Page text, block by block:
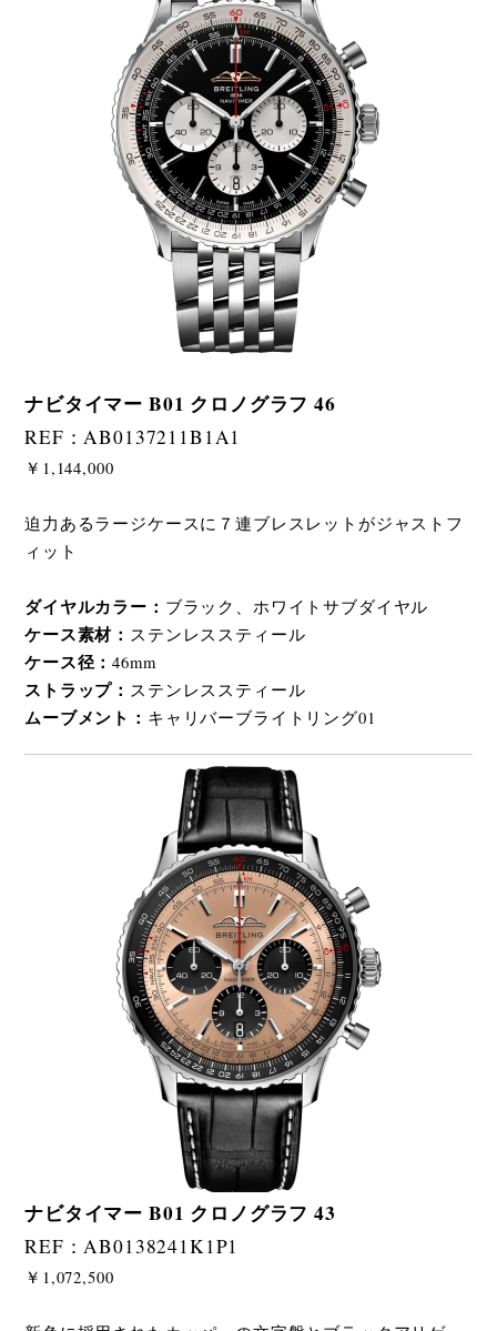
ナビタイマー B01 クロノグラフ 46
REF：AB0137211B1A1
￥1,144,000
迫力あるラージケースに７連ブレスレットがジャストフ
ィット
ダイヤルカラー： ブラック、ホワイトサブダイヤル
ケース素材： ステンレススティール
ケース径：46mm
ストラップ： ステンレススティール
ムーブメント： キャリバーブライトリング01
ナビタイマー B01 クロノグラフ 43
REF：AB0138241K1P1
￥1,072,500